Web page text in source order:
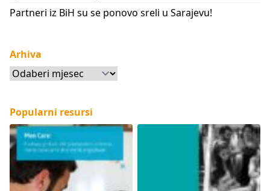
Partneri iz BiH su se ponovo sreli u Sarajevu!
Arhiva
Arhiva
Popularni resursi